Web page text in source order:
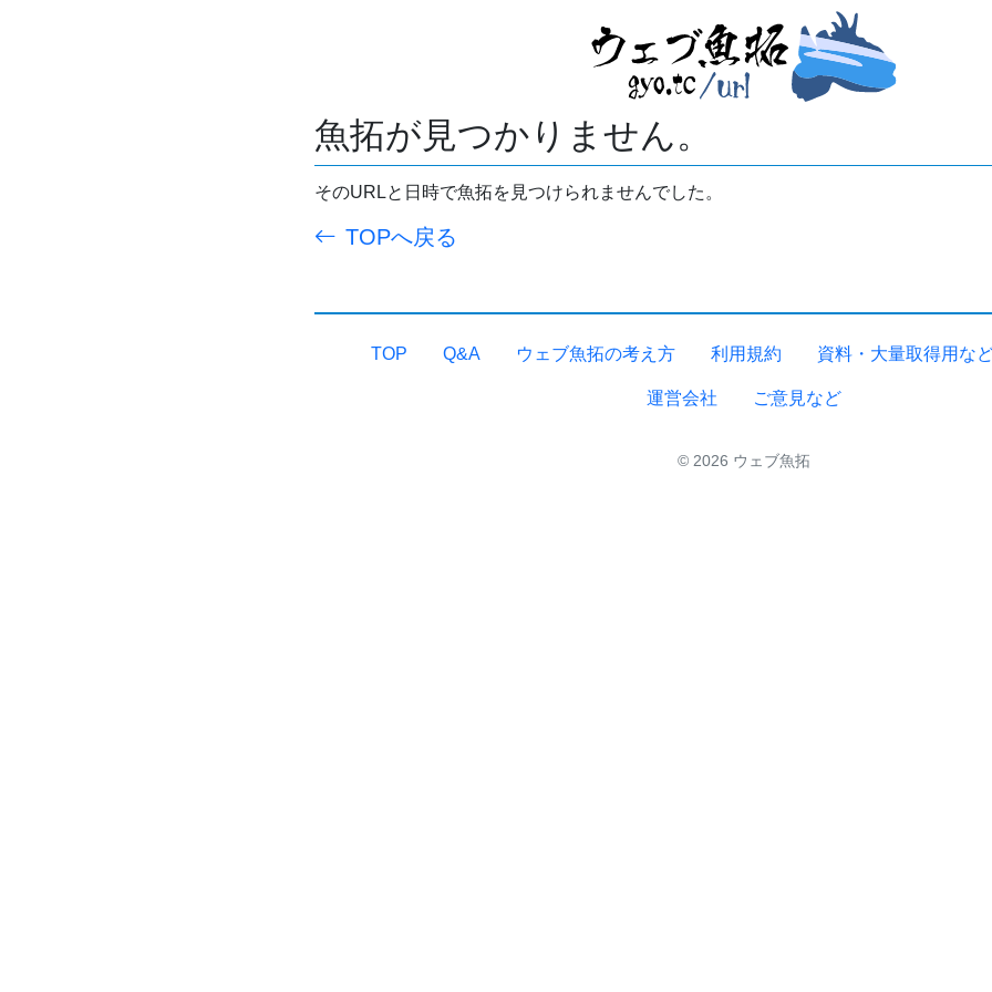
魚拓が見つかりません。
そのURLと日時で魚拓を見つけられませんでした。
TOPへ戻る
TOP Q&A ウェブ魚拓の考え方 利用規約 資料・大量取得用な
運営会社 ご意見など
© 2026 ウェブ魚拓